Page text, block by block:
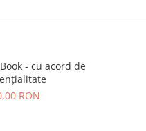
- cu acord de
RON